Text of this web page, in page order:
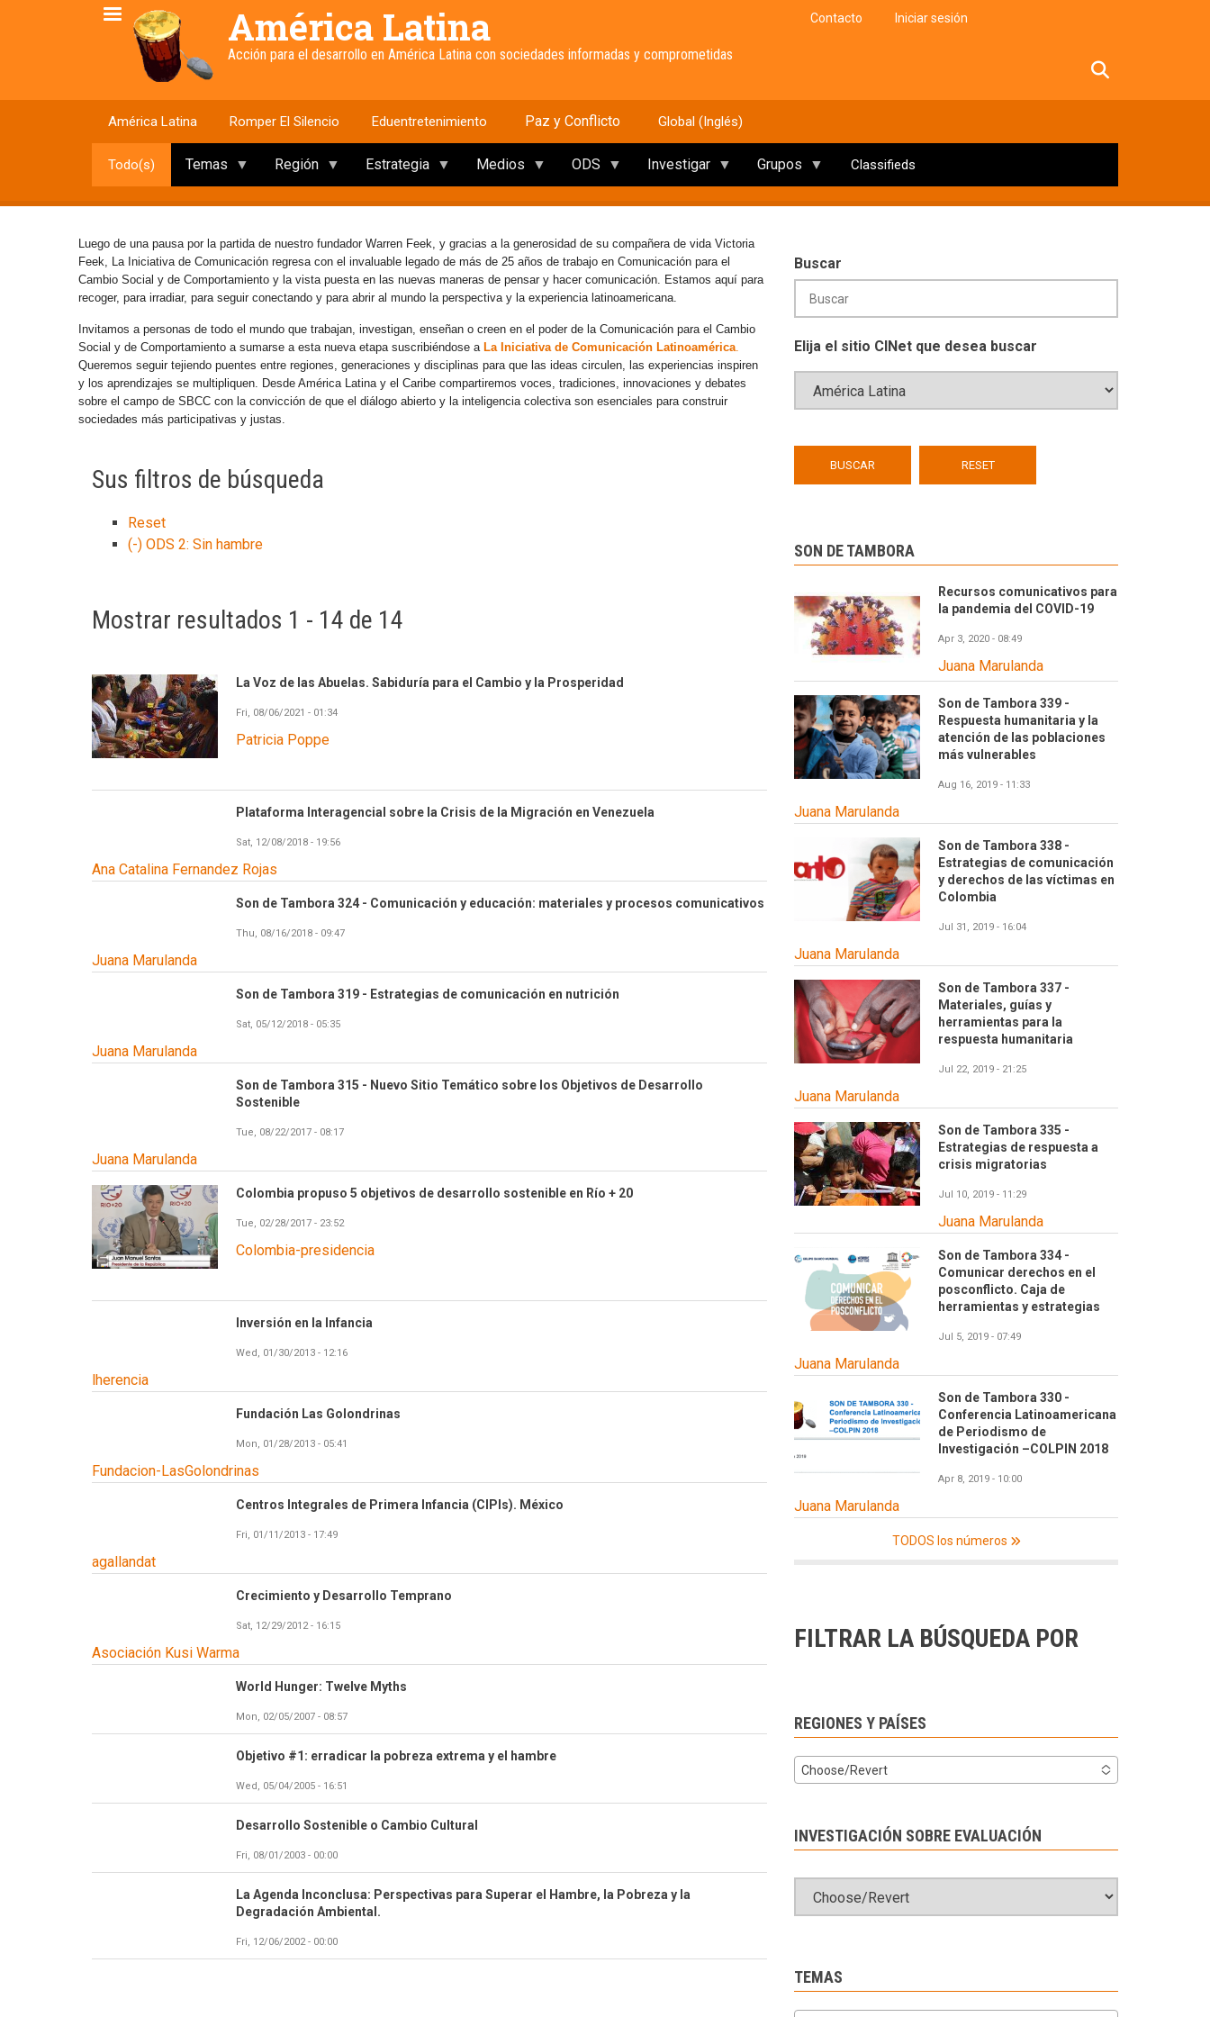
América Latina
Acción para el desarrollo en América Latina con sociedades informadas y comprometidas
Contacto Iniciar sesión
América Latina Romper El Silencio Eduentretenimiento Paz y Conflicto Global (Inglés)
Todo(s) Temas Región Estrategia Medios ODS Investigar Grupos Classifieds
Luego de una pausa por la partida de nuestro fundador Warren Feek, y gracias a la generosidad de su compañera de vida Victoria
Feek, La Iniciativa de Comunicación regresa con el invaluable legado de más de 25 años de trabajo en Comunicación para el
Cambio Social y de Comportamiento y la vista puesta en las nuevas maneras de pensar y hacer comunicación. Estamos aquí para
recoger, para irradiar, para seguir conectando y para abrir al mundo la perspectiva y la experiencia latinoamericana.
Invitamos a personas de todo el mundo que trabajan, investigan, enseñan o creen en el poder de la Comunicación para el Cambio
Social y de Comportamiento a sumarse a esta nueva etapa suscribiéndose a La Iniciativa de Comunicación Latinoamérica.
Queremos seguir tejiendo puentes entre regiones, generaciones y disciplinas para que las ideas circulen, las experiencias inspiren
y los aprendizajes se multipliquen. Desde América Latina y el Caribe compartiremos voces, tradiciones, innovaciones y debates
sobre el campo de SBCC con la convicción de que el diálogo abierto y la inteligencia colectiva son esenciales para construir
sociedades más participativas y justas.
Sus filtros de búsqueda
Reset
(-) ODS 2: Sin hambre
Mostrar resultados 1 - 14 de 14
La Voz de las Abuelas. Sabiduría para el Cambio y la Prosperidad
Fri, 08/06/2021 - 01:34
Patricia Poppe
Plataforma Interagencial sobre la Crisis de la Migración en Venezuela
Sat, 12/08/2018 - 19:56
Ana Catalina Fernandez Rojas
Son de Tambora 324 - Comunicación y educación: materiales y procesos comunicativos
Thu, 08/16/2018 - 09:47
Juana Marulanda
Son de Tambora 319 - Estrategias de comunicación en nutrición
Sat, 05/12/2018 - 05:35
Juana Marulanda
Son de Tambora 315 - Nuevo Sitio Temático sobre los Objetivos de Desarrollo
Sostenible
Tue, 08/22/2017 - 08:17
Juana Marulanda
Colombia propuso 5 objetivos de desarrollo sostenible en Río + 20
Tue, 02/28/2017 - 23:52
Colombia-presidencia
Inversión en la Infancia
Wed, 01/30/2013 - 12:16
lherencia
Fundación Las Golondrinas
Mon, 01/28/2013 - 05:41
Fundacion-LasGolondrinas
Centros Integrales de Primera Infancia (CIPIs). México
Fri, 01/11/2013 - 17:49
agallandat
Crecimiento y Desarrollo Temprano
Sat, 12/29/2012 - 16:15
Asociación Kusi Warma
World Hunger: Twelve Myths
Mon, 02/05/2007 - 08:57
Objetivo #1: erradicar la pobreza extrema y el hambre
Wed, 05/04/2005 - 16:51
Desarrollo Sostenible o Cambio Cultural
Fri, 08/01/2003 - 00:00
La Agenda Inconclusa: Perspectivas para Superar el Hambre, la Pobreza y la
Degradación Ambiental.
Fri, 12/06/2002 - 00:00
Buscar
Elija el sitio CINet que desea buscar
SON DE TAMBORA
Recursos comunicativos para
la pandemia del COVID-19
Apr 3, 2020 - 08:49
Juana Marulanda
Son de Tambora 339 -
Respuesta humanitaria y la
atención de las poblaciones
más vulnerables
Aug 16, 2019 - 11:33
Juana Marulanda
Son de Tambora 338 -
Estrategias de comunicación
y derechos de las víctimas en
Colombia
Jul 31, 2019 - 16:04
Juana Marulanda
Son de Tambora 337 -
Materiales, guías y
herramientas para la
respuesta humanitaria
Jul 22, 2019 - 21:25
Juana Marulanda
Son de Tambora 335 -
Estrategias de respuesta a
crisis migratorias
Jul 10, 2019 - 11:29
Juana Marulanda
Son de Tambora 334 -
Comunicar derechos en el
posconflicto. Caja de
herramientas y estrategias
Jul 5, 2019 - 07:49
Juana Marulanda
Son de Tambora 330 -
Conferencia Latinoamericana
de Periodismo de
Investigación –COLPIN 2018
Apr 8, 2019 - 10:00
Juana Marulanda
TODOS los números
FILTRAR LA BÚSQUEDA POR
REGIONES Y PAÍSES
Choose/Revert
INVESTIGACIÓN SOBRE EVALUACIÓN
TEMAS